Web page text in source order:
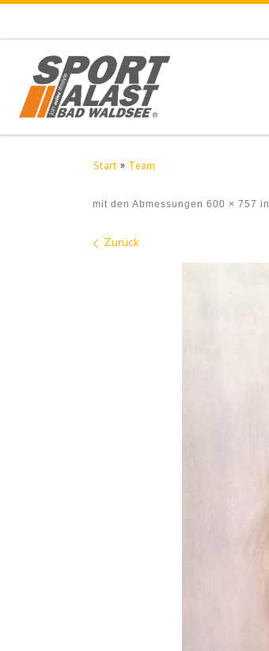
Start » Team
mit den Abmessungen 600 × 757 in
Bilder Navigation
Zurück